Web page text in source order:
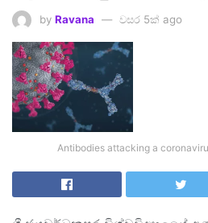
by Ravana වසර 5ක් ago
Antibodies attacking a